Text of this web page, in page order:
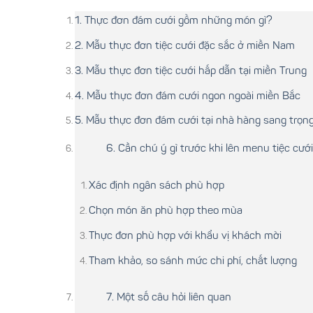
1. Thực đơn đám cưới gồm những món gì?
2. Mẫu thực đơn tiệc cưới đặc sắc ở miền Nam
3. Mẫu thực đơn tiệc cưới hấp dẫn tại miền Trung
4. Mẫu thực đơn đám cưới ngon ngoài miền Bắc
5. Mẫu thực đơn đám cưới tại nhà hàng sang
6. Cần chú ý gì trước khi lên menu tiệc
Xác định ngân sách phù hợp
Chọn món ăn phù hợp theo mùa
Thực đơn phù hợp với khẩu vị khách mời
Tham khảo, so sánh mức chi phí, chất lượng
7. Một số câu hỏi liên quan